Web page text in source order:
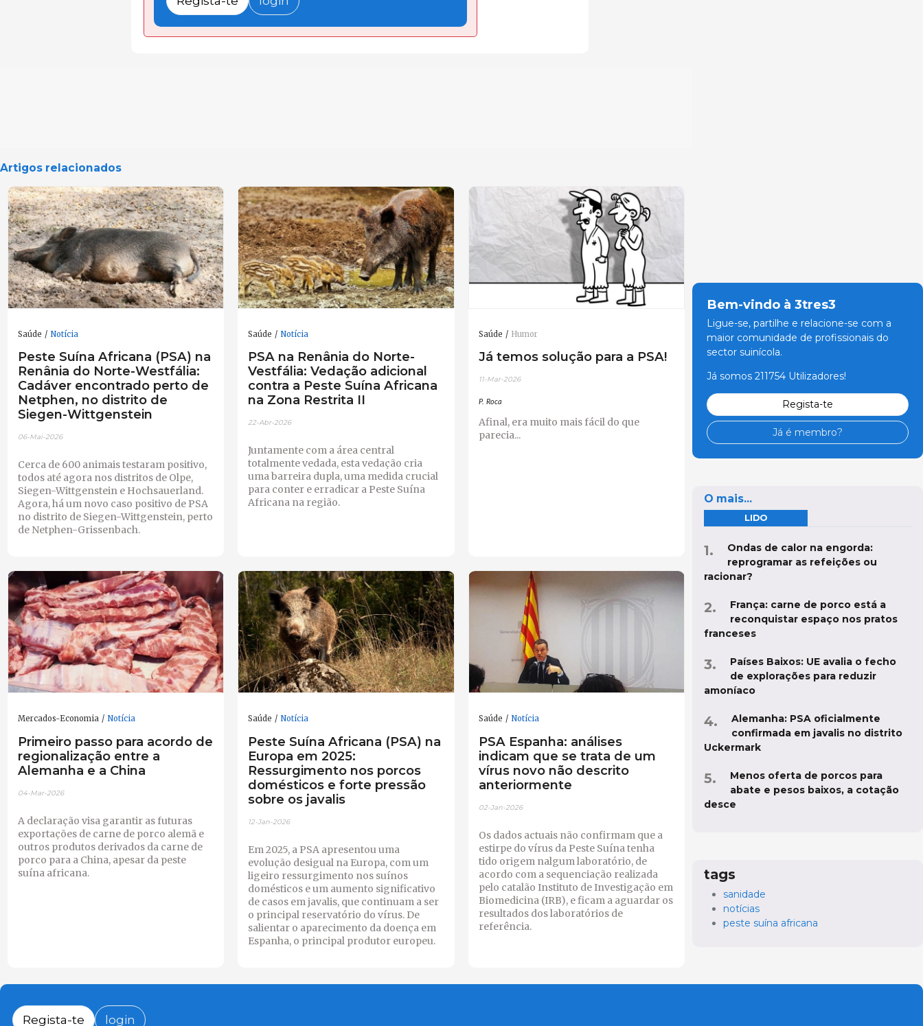
Artigos relacionados
Saúde Notícia
Peste Suína Africana (PSA) na
Renânia do Norte-Westfália:
Cadáver encontrado perto de
Netphen, no distrito de
Siegen-Wittgenstein
06-Mai-2026
Cerca de 600 animais testaram positivo,
todos até agora nos distritos de Olpe,
Siegen-Wittgenstein e Hochsauerland.
Agora, há um novo caso positivo de PSA
no distrito de Siegen-Wittgenstein, perto
de Netphen-Grissenbach.
Saúde Notícia
PSA na Renânia do Norte-
Vestfália: Vedação adicional
contra a Peste Suína Africana
na Zona Restrita II
22-Abr-2026
Juntamente com a área central
totalmente vedada, esta vedação cria
uma barreira dupla, uma medida crucial
para conter e erradicar a Peste Suína
Africana na região.
Saúde Humor
Já temos solução para a PSA!
11-Mar-2026
P. Roca
Afinal, era muito mais fácil do que
parecia...
Mercados-Economia Notícia
Primeiro passo para acordo de
regionalização entre a
Alemanha e a China
04-Mar-2026
A declaração visa garantir as futuras
exportações de carne de porco alemã e
outros produtos derivados da carne de
porco para a China, apesar da peste
suína africana.
Saúde Notícia
Peste Suína Africana (PSA) na
Europa em 2025:
Ressurgimento nos porcos
domésticos e forte pressão
sobre os javalis
12-Jan-2026
Em 2025, a PSA apresentou uma
evolução desigual na Europa, com um
ligeiro ressurgimento nos suínos
domésticos e um aumento significativo
de casos em javalis, que continuam a ser
o principal reservatório do vírus. De
salientar o aparecimento da doença em
Espanha, o principal produtor europeu.
Saúde Notícia
PSA Espanha: análises
indicam que se trata de um
vírus novo não descrito
anteriormente
02-Jan-2026
Os dados actuais não confirmam que a
estirpe do vírus da Peste Suína tenha
tido origem nalgum laboratório, de
acordo com a sequenciação realizada
pelo catalão Instituto de Investigação em
Biomedicina (IRB), e ficam a aguardar os
resultados dos laboratórios de
referência.
Bem-vindo à 3tres3
Ligue-se, partilhe e relacione-se com a
maior comunidade de profissionais do
sector suinícola.
Já somos 211754 Utilizadores!
Regista-te
Já é membro?
O mais...
LIDO
Ondas de calor na engorda:
reprogramar as refeições ou
racionar?
França: carne de porco está a
reconquistar espaço nos pratos
franceses
Países Baixos: UE avalia o fecho
de explorações para reduzir
amoníaco
Alemanha: PSA oficialmente
confirmada em javalis no distrito
Uckermark
Menos oferta de porcos para
abate e pesos baixos, a cotação
desce
tags
sanidade
notícias
peste suína africana
Regista-te login